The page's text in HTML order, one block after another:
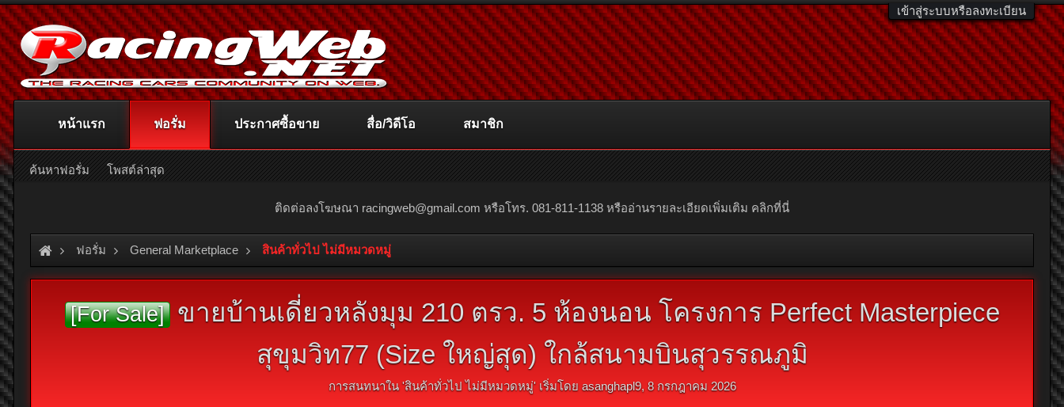
เข้าสู่ระบบหรือลงทะเบียน
ติดต่อลงโฆษณา racingweb@gmail.com หรือโทร. 081-811-1138 หรืออ่านรายละเอียดเพิ่มเติม คลิกที่นี่
ฟอรั่ม General Marketplace สินค้าทั่วไป ไม่มีหมวดหมู่
[For Sale] ขายบ้านเดี่ยวหลังมุม 210 ตรว. 5 ห้องนอน โครงการ Perfect Masterpiece
สุขุมวิท77 (Size ใหญ่สุด) ใกล้สนามบินสุวรรณภูมิ
การสนทนาใน 'สินค้าทั่วไป ไม่มีหมวดหมู่' เริ่มโดย asanghapl9, 8 กรกฎาคม 2026
หน้าแรก ฟอรั่ม
ค้นหาฟอรั่ม โพสต์ล่าสุด
ประกาศซื้อขาย สื่อ/วิดีโอ สมาชิก